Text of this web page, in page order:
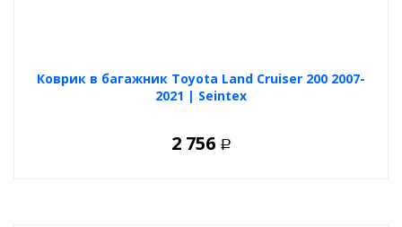
Коврик в багажник Toyota Land Cruiser 200 2007-
2021 | Seintex
2 756 Р